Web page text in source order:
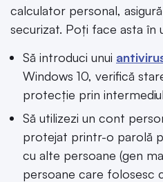
calculator personal,
securizat. Poți face asta în
Să introduci unui
Windows 10, verifică
protecție prin
Să utilizezi un cont
protejat printr-o parolă
cu alte persoane (gen
persoane care folosesc